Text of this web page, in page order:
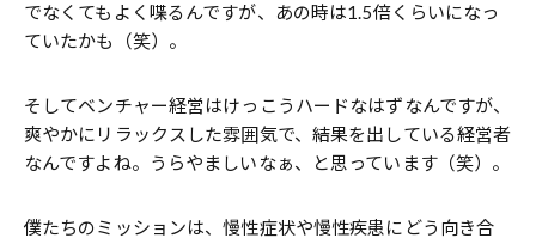
でなくてもよく喋るんですが、あの時は1.5倍くらいになっ
ていたかも（笑）。
そしてベンチャー経営はけっこうハードなはずなんですが、
爽やかにリラックスした雰囲気で、結果を出している経営者
なんですよね。うらやましいなぁ、と思っています（笑）。
僕たちのミッションは、慢性症状や慢性疾患にどう向き合